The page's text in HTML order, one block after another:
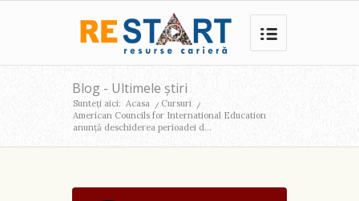
Blog - Ultimele știri
Sunteți aici: Acasa / Cursuri /
American Councils for International Education
anunță deschiderea perioadei d...